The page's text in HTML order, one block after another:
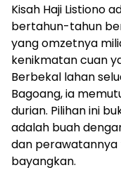
Kisah Haji Listiono
bertahun-tahun
yang omzetnya
kenikmatan cuan
Berbekal lahan
Bagoang, ia
durian. Pilihan ini
adalah buah
dan
bayangkan.